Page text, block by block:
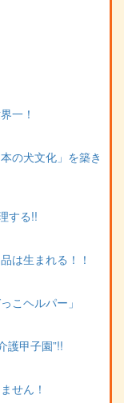
一！
の犬文化」を築き
する!!
は生まれる！！
こヘルパー」
護甲子園”!!
せん！